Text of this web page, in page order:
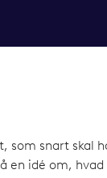
som snart skal
en idé om, hvad